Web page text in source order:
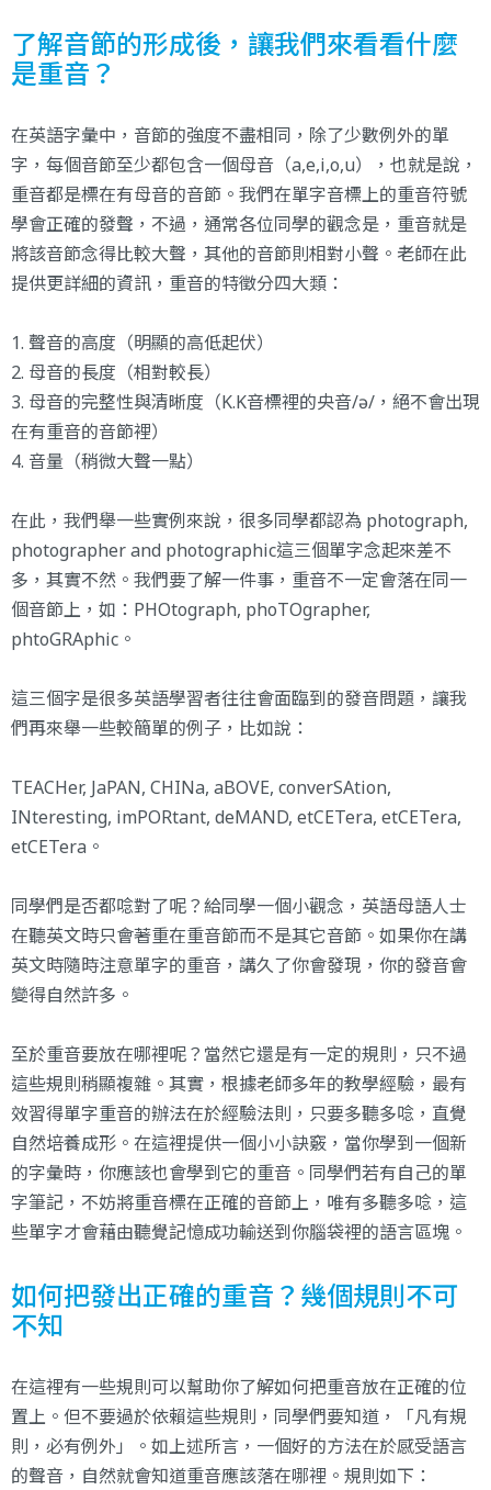
了解音節的形成後，讓我們來看看什麼
是重音？
在英語字彙中，音節的強度不盡相同，除了少數例外的單
字，每個音節至少都包含一個母音（a,e,i,o,u），也就是說，
重音都是標在有母音的音節。我們在單字音標上的重音符號
學會正確的發聲，不過，通常各位同學的觀念是，重音就是
將該音節念得比較大聲，其他的音節則相對小聲。老師在此
提供更詳細的資訊，重音的特徵分四大類：
1. 聲音的高度（明顯的高低起伏）
2. 母音的長度（相對較長）
3. 母音的完整性與清晰度（K.K音標裡的央音/ə/，絕不會出現
在有重音的音節裡）
4. 音量（稍微大聲一點）
在此，我們舉一些實例來說，很多同學都認為 photograph,
photographer and photographic這三個單字念起來差不
多，其實不然。我們要了解一件事，重音不一定會落在同一
個音節上，如：PHOtograph, phoTOgrapher,
phtoGRAphic。
這三個字是很多英語學習者往往會面臨到的發音問題，讓我
們再來舉一些較簡單的例子，比如說：
TEACHer, JaPAN, CHINa, aBOVE, converSAtion,
INteresting, imPORtant, deMAND, etCETera, etCETera,
etCETera。
同學們是否都唸對了呢？給同學一個小觀念，英語母語人士
在聽英文時只會著重在重音節而不是其它音節。如果你在講
英文時隨時注意單字的重音，講久了你會發現，你的發音會
變得自然許多。
至於重音要放在哪裡呢？當然它還是有一定的規則，只不過
這些規則稍顯複雜。其實，根據老師多年的教學經驗，最有
效習得單字重音的辦法在於經驗法則，只要多聽多唸，直覺
自然培養成形。在這裡提供一個小小訣竅，當你學到一個新
的字彙時，你應該也會學到它的重音。同學們若有自己的單
字筆記，不妨將重音標在正確的音節上，唯有多聽多唸，這
些單字才會藉由聽覺記憶成功輸送到你腦袋裡的語言區塊。
如何把發出正確的重音？幾個規則不可
不知
在這裡有一些規則可以幫助你了解如何把重音放在正確的位
置上。但不要過於依賴這些規則，同學們要知道，「凡有規
則，必有例外」。如上述所言，一個好的方法在於感受語言
的聲音，自然就會知道重音應該落在哪裡。規則如下：